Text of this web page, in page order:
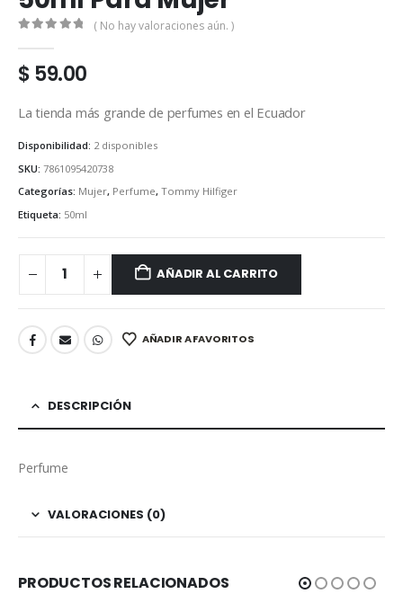
( No hay valoraciones aún. )
$59.00
La tienda más grande de perfumes en el Ecuador
Disponibilidad: 2 disponibles
SKU: 7861095420738
Categorías: Mujer, Perfume, Tommy Hilfiger
Etiqueta: 50ml
AÑADIR AL CARRITO
AÑADIR A FAVORITOS
DESCRIPCIÓN
Perfume
VALORACIONES (0)
PRODUCTOS RELACIONADOS